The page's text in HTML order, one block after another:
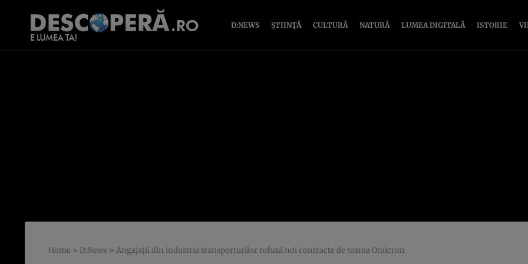
D:NEWS ȘTIINȚĂ CULTURĂ NATURĂ LUMEA DIGITALĂ ISTORIE
Home » D:News » Angajații din industria transporturilor refuză noi contracte de teama Omicron